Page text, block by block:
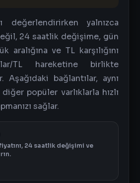
değerlendirirken yalnızca
24 saatlik değişime, gün
aralığına ve TL karşılığını
TL hareketine birlikte
Aşağıdaki bağlantılar, aynı
popüler varlıklarla hızlı
sağlar.
24 saatlik değişimi ve